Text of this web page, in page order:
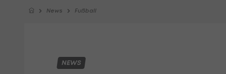
News Fußball
NEWS